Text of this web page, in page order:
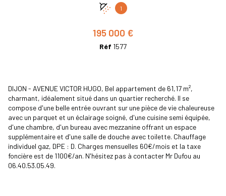
1
195 000 €
Réf 1577
DIJON - AVENUE VICTOR HUGO, Bel appartement de 61,17 m²,
charmant, idéalement situé dans un quartier recherché. Il se
compose d'une belle entrée ouvrant sur une pièce de vie chaleureuse
avec un parquet et un éclairage soigné, d'une cuisine semi équipée,
d'une chambre, d'un bureau avec mezzanine offrant un espace
supplémentaire et d'une salle de douche avec toilette. Chauffage
individuel gaz, DPE : D. Charges mensuelles 60€/mois et la taxe
foncière est de 1100€/an. N'hésitez pas à contacter Mr Dufou au
06.40.53.05.49.